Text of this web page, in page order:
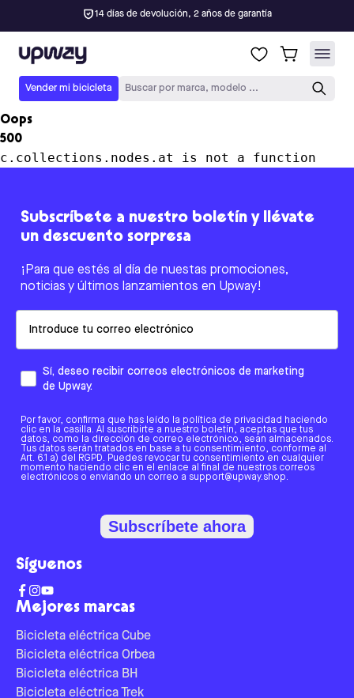
14 días de devolución, 2 años de garantía
Upway
Vender mi bicicleta Buscar por marca, modelo ...
Oops
500
c.collections.nodes.at is not a function
Mejores marcas
Bicicleta eléctrica Cube
Bicicleta eléctrica Orbea
Bicicleta eléctrica BH
Bicicleta eléctrica Trek
Subscríbete a nuestro boletín y llévate
un descuento sorpresa
¡Para que estés al día de nuestas promociones,
noticias y últimos lanzamientos en Upway!
Sí, deseo recibir correos electrónicos de marketing
de Upway.
Por favor, confirma que has leído la política de privacidad haciendo
clic en la casilla. Al suscribirte a nuestro boletín, aceptas que tus
datos, como la dirección de correo electrónico, sean almacenados.
Tus datos serán tratados en base a tu consentimiento, conforme al
Art. 6.1 a) del RGPD. Puedes revocar tu consentimiento en cualquier
momento haciendo clic en el enlace al final de nuestros correos
electrónicos o enviando un correo a support@upway.shop.
Subscríbete ahora
Síguenos